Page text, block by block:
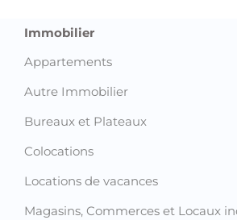
Immobilier
Appartements
Autre Immobilier
Bureaux et Plateaux
Colocations
Locations de vacances
Magasins, Commerces et Locaux